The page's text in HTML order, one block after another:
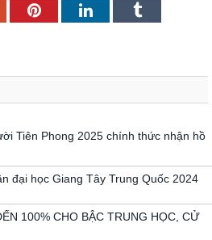
PinterestLinkedInTumblr
Tiên Phong 2025 chính thức nhận hồ
đại học Giang Tây Trung Quốc 2024
100% CHO BẬC TRUNG HỌC, CỬ